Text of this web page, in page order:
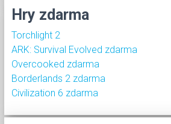
Hry zdarma
Torchlight 2
ARK: Survival Evolved zdarma
Overcooked zdarma
Borderlands 2 zdarma
Civilization 6 zdarma